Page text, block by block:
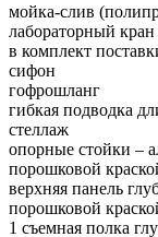
мойка-слив
лабораторный
в комплект
сифон
гофрошланг
гибкая подводка
стеллаж
опорные стойки –
порошковой
верхняя панель
порошковой
1 съемная полка